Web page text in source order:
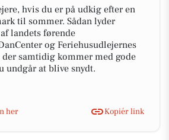
hvis du er på udkig efter en
til sommer. Sådan lyder
landets førende
og Feriehusudlejernes
samtidig kommer med gode
undgår at blive snydt.
her
Kopiér link